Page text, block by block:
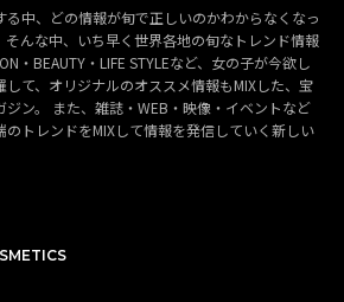
中、どの情報が旬で正しいのかわからなくなっ
そんな中、いち早く世界各地の旬なトレンド情報
・BEAUTY・LIFE STYLEなど、女の子が今欲し
して、オリジナルのオススメ情報もMIXした、宝
ン。 また、雑誌・WEB・映像・イベントなど
トレンドをMIXして情報を発信していく新しい